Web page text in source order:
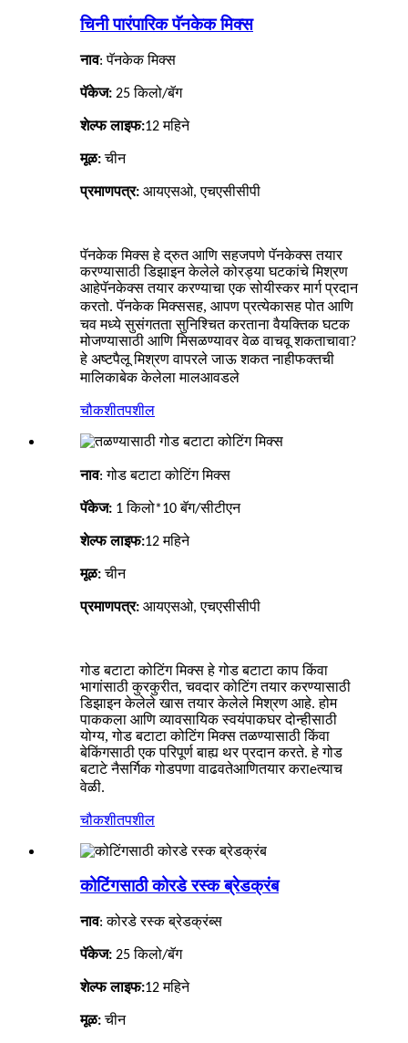
चिनी पारंपारिक पॅनकेक मिक्स
नाव: पॅनकेक मिक्स
पॅकेज: 25 किलो/बॅग
शेल्फ लाइफ:12 महिने
मूळ: चीन
प्रमाणपत्र: आयएसओ, एचएसीसीपी
पॅनकेक मिक्स हे द्रुत आणि सहजपणे पॅनकेक्स तयार
करण्यासाठी डिझाइन केलेले कोरड्या घटकांचे मिश्रण
आहेपॅनकेक्स तयार करण्याचा एक सोयीस्कर मार्ग प्रदान
करतो.पॅनकेक मिक्ससह, आपण प्रत्येकासह पोत आणि
चव मध्ये सुसंगतता सुनिश्चित करताना वैयक्तिक घटक
मोजण्यासाठी आणि मिसळण्यावर वेळ वाचवू शकताचावा?
हे अष्टपैलू मिश्रण वापरले जाऊ शकत नाहीफक्तची
मालिकाबेक केलेला मालआवडले
चौकशीतपशील
नाव: गोड बटाटा कोटिंग मिक्स
पॅकेज: 1 किलो*10 बॅग/सीटीएन
शेल्फ लाइफ:12 महिने
मूळ: चीन
प्रमाणपत्र: आयएसओ, एचएसीसीपी
गोड बटाटा कोटिंग मिक्स हे गोड बटाटा काप किंवा
भागांसाठी कुरकुरीत, चवदार कोटिंग तयार करण्यासाठी
डिझाइन केलेले खास तयार केलेले मिश्रण आहे. होम
पाककला आणि व्यावसायिक स्वयंपाकघर दोन्हीसाठी
योग्य, गोड बटाटा कोटिंग मिक्स तळण्यासाठी किंवा
बेकिंगसाठी एक परिपूर्ण बाह्य थर प्रदान करते. हे गोड
बटाटे नैसर्गिक गोडपणा वाढवतेआणितयार कराeत्याच
वेळी.
चौकशीतपशील
कोटिंगसाठी कोरडे रस्क ब्रेडक्रंब
नाव: कोरडे रस्क ब्रेडक्रंब्स
पॅकेज: 25 किलो/बॅग
शेल्फ लाइफ:12 महिने
मूळ: चीन